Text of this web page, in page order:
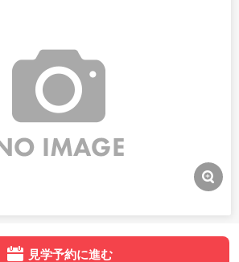
見学予約に進む